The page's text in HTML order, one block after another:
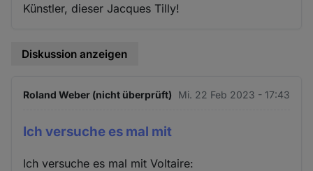
Künstler, dieser Jacques Tilly!
Diskussion anzeigen
Roland Weber (nicht überprüft) Mi. 22 Feb 2023 - 17:43
Ich versuche es mal mit
Ich versuche es mal mit Voltaire: